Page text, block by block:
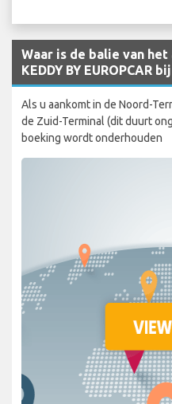
Waar is de balie van
KEDDY BY EUROPCAR
Als u aankomt in de Noord-
de Zuid-Terminal (dit duurt
boeking wordt onderhouden